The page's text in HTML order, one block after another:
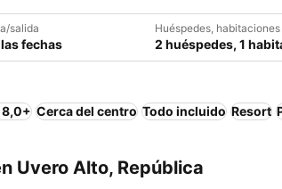
salida
fechas
Huéspedes, habitaciones
2 huéspedes, 1
8,0+ Cerca del centro Todo incluido Resort
Uvero Alto, República